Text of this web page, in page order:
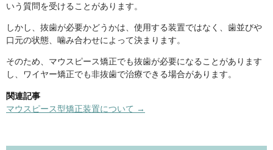
いう質問を受けることがあります。
しかし、抜歯が必要かどうかは、使用する装置ではなく、歯並びや
口元の状態、噛み合わせによって決まります。
そのため、マウスピース矯正でも抜歯が必要になることがあります
し、ワイヤー矯正でも非抜歯で治療できる場合があります。
関連記事
マウスピース型矯正装置について →